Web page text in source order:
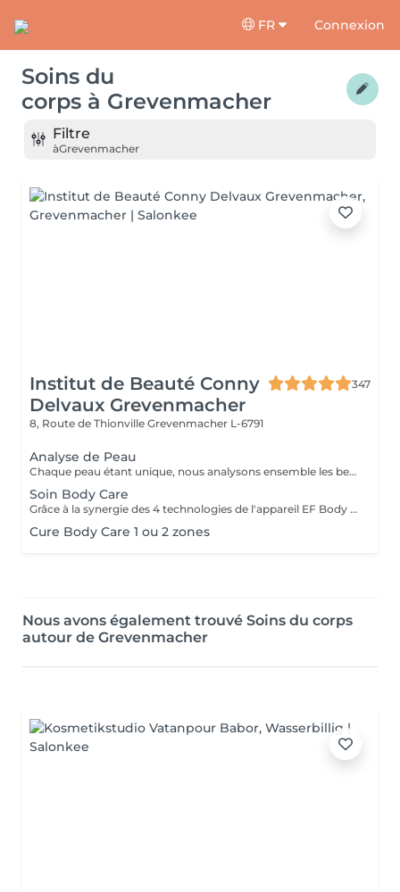
FR Connexion
Soins du
corps à Grevenmacher
Filtre
àGrevenmacher
Institut de Beauté Conny
Delvaux Grevenmacher
347
8, Route de Thionville Grevenmacher L-6791
Analyse de Peau
Chaque peau étant unique, nous analysons ensemble les besoins actuels de votre peau. L'appareil de diagnostic effectue une analyse complète. Il détermine l'identité de votre peau en quelques minutes, en se basant sur 4 paramètres spécifiques: déshydratation, desquamation, fermeté et texture.
Soin Body Care
Grâce à la synergie des 4 technologies de l'appareil EF Body Care- Endo Body Shaper, le soin High Tech exclusif s'adresse en une seule séance aux 4 zones à problèmes du corps: cuisses, fesses, hanches et ventre. La silhouette est redessinée, la peau est plus ferme et plus tonique.
Cure Body Care 1 ou 2 zones
Nous avons également trouvé Soins du corps
autour de Grevenmacher